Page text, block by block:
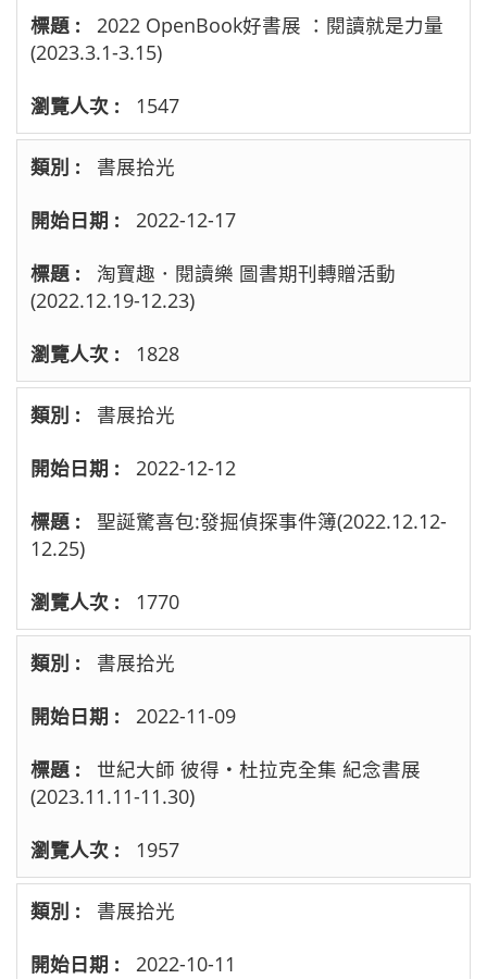
2022 OpenBook好書展 ：閱讀就是力量
(2023.3.1-3.15)
1547
書展拾光
2022-12-17
淘寶趣．閱讀樂 圖書期刊轉贈活動
(2022.12.19-12.23)
1828
書展拾光
2022-12-12
聖誕驚喜包:發掘偵探事件簿(2022.12.12-
12.25)
1770
書展拾光
2022-11-09
世紀大師 彼得‧杜拉克全集 紀念書展
(2023.11.11-11.30)
1957
書展拾光
2022-10-11